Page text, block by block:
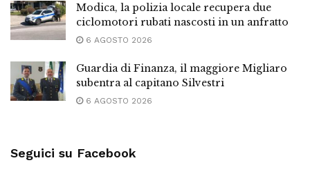
Modica, la polizia locale recupera due
ciclomotori rubati nascosti in un anfratto
6 AGOSTO 2026
Guardia di Finanza, il maggiore Migliaro
subentra al capitano Silvestri
6 AGOSTO 2026
Seguici su Facebook